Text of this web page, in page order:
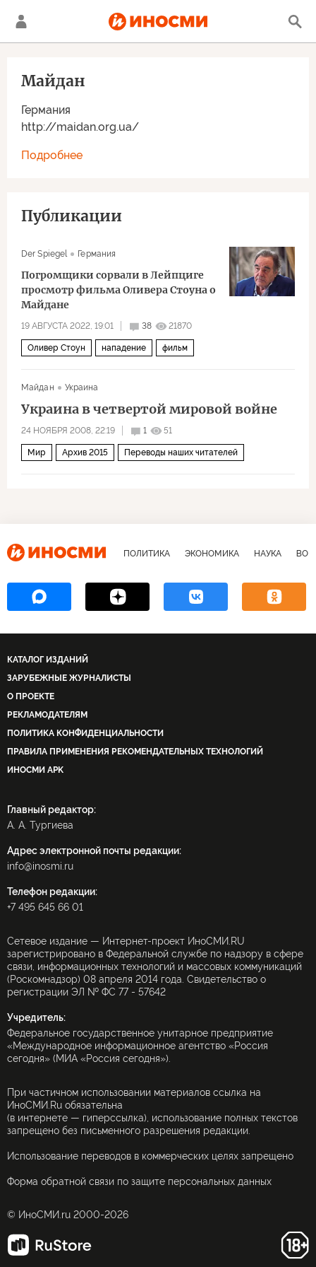
Германия
http://maidan.org.ua/
Майдан
Подробнее
Публикации
Der Spiegel Германия
Погромщики сорвали в Лейпциге
просмотр фильма Оливера Стоуна о
Майдане
19 АВГУСТА 2022, 19:01 38 21870
Оливер Стоун нападение фильм
Майдан Украина
Украина в четвертой мировой войне
24 НОЯБРЯ 2008, 22:19 1 51
Мир Архив 2015 Переводы наших читателей
ПОЛИТИКА ЭКОНОМИКА НАУКА
КАТАЛОГ ИЗДАНИЙ
ЗАРУБЕЖНЫЕ ЖУРНАЛИСТЫ
О ПРОЕКТЕ
РЕКЛАМОДАТЕЛЯМ
ПОЛИТИКА КОНФИДЕНЦИАЛЬНОСТИ
ПРАВИЛА ПРИМЕНЕНИЯ РЕКОМЕНДАТЕЛЬНЫХ ТЕХНОЛОГИЙ
ИНОСМИ APK
Главный редактор:
А. А. Тургиева
Адрес электронной почты редакции:
info@inosmi.ru
Телефон редакции:
+7 495 645 66 01
Сетевое издание — Интернет-проект ИноСМИ.RU
зарегистрировано в Федеральной службе по надзору в сфере
связи, информационных технологий и массовых коммуникаций
(Роскомнадзор) 08 апреля 2014 года. Свидетельство о
регистрации ЭЛ № ФС 77 - 57642
Учредитель:
Федеральное государственное унитарное предприятие
«Международное информационное агентство «Россия
сегодня» (МИА «Россия сегодня»).
При частичном использовании материалов ссылка на
ИноСМИ.Ru обязательна
(в интернете — гиперссылка), использование полных текстов
запрещено без письменного разрешения редакции.
Использование переводов в коммерческих целях запрещено
Форма обратной связи по защите персональных данных
© ИноСМИ.ru 2000-2026